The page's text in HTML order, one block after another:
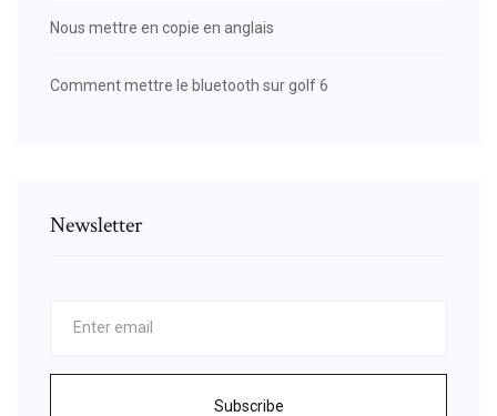
Nous mettre en copie en anglais
Comment mettre le bluetooth sur golf 6
Newsletter
Subscribe